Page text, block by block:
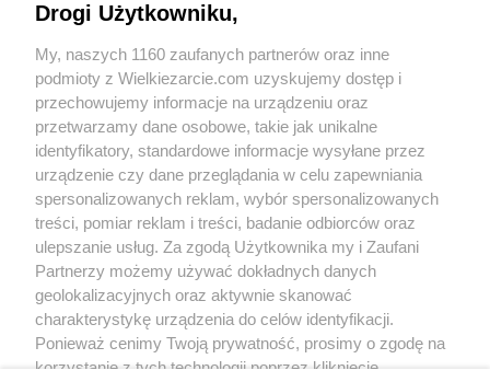
Babka mojej babci
11.2k 8 3
kundzia
kruche ciastka bez jaj
13.3k
kundzia
Od kiedy z nami:
2003-08-31
Status:
aktywny (offline)
Forum posts:
4
Sent comments:
4
Last comments:
Wyróżnienia
Drogi Użytkowniku,
My, naszych 1160 zaufanych partnerów oraz inne
podmioty z Wielkiezarcie.com uzyskujemy dostęp i
przechowujemy informacje na urządzeniu oraz
przetwarzamy dane osobowe, takie jak unikalne
identyfikatory, standardowe informacje wysyłane przez
urządzenie czy dane przeglądania w celu zapewniania
spersonalizowanych reklam, wybór spersonalizowanych
treści, pomiar reklam i treści, badanie odbiorców oraz
ulepszanie usług. Za zgodą Użytkownika my i Zaufani
Partnerzy możemy używać dokładnych danych
geolokalizacyjnych oraz aktywnie skanować
charakterystykę urządzenia do celów identyfikacji.
Ponieważ cenimy Twoją prywatność, prosimy o zgodę na
korzystanie z tych technologii poprzez kliknięcie